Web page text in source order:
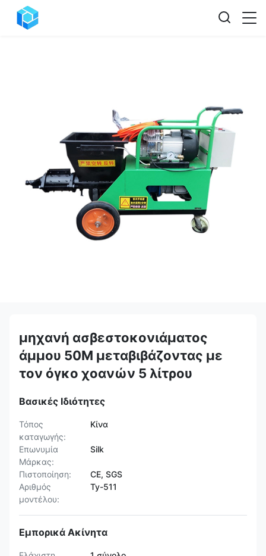
μηχανή ασβεστοκονιάματος
άμμου 50M μεταβιβάζοντας με
τον όγκο χοανών 5 λίτρου
Βασικές Ιδιότητες
Τόπος
καταγωγής:
Κίνα
Επωνυμία
Μάρκας:
Silk
Πιστοποίηση:
CE, SGS
Αριθμός
μοντέλου:
Ty-511
Εμπορικά Ακίνητα